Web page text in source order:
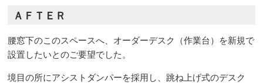
ＡＦＴＥＲ
腰窓下のこのスペースへ、オーダーデスク（作業台）を新規で
設置したいとのご要望でした。
境目の所にアシストダンパーを採用し、跳ね上げ式のデスク